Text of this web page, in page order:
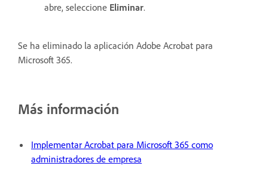
abre, seleccione Eliminar.
Se ha eliminado la aplicación Adobe Acrobat para
Microsoft 365.
Más información
Implementar Acrobat para Microsoft 365 como
administradores de empresa